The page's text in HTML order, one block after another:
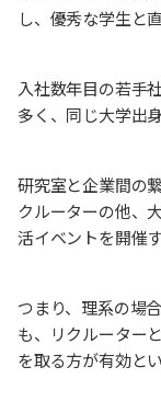
し、優秀な学生と
入社数年目の若手
多く、同じ大学出
研究室と企業間の
クルーターの他、
活イベントを開催
つまり、理系の場
も、リクルーター
を取る方が有効とい